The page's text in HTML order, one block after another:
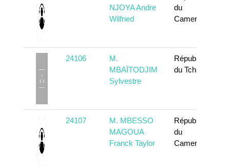
NJOYA Andre
Wilfried
du
Cameroun
24106
M.
MBAÏTODJIM
Sylvestre
République
du Tchad
24107
M. MBESSO
MAGOUA
Franck Taylor
République
du
Cameroun